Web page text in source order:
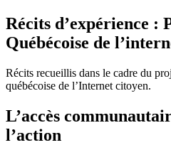
Récits d’expérience :
Québécoise de
Récits recueillis dans le cadre du
québécoise de l’Internet citoyen.
L’accès
l’action